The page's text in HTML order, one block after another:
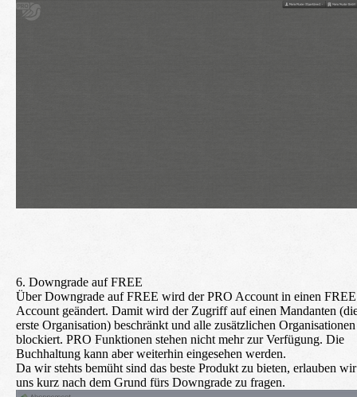
6. Downgrade auf FREE
ÜberDowngrade auf FREE wird der PRO Account in einen FREE
Account geändert. Damit wird der Zugriff auf einen Mandanten
erste Organisation) beschränkt und alle zusätzlichen Organisationen
blockiert. PRO Funktionen stehen nicht mehr zur Verfügung. Die
Buchhaltung kann aber weiterhin eingesehen werden.
Da wir stehts bemüht sind das beste Produkt zu bieten, erlauben wir
uns kurz nach dem Grund fürs Downgrade zu fragen.